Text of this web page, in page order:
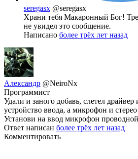
seregasx @seregasx
Храни тебя Макаронный Бог!
не увидел это сообщение.
Написано более трёх лет назад
Александр @NeiroNx
Программист
Удали и заного добавь, слетел драйвер
устройство ввода, а микрофон и
Установи на ввод микрофон
Ответ написан более трёх лет назад
Комментировать